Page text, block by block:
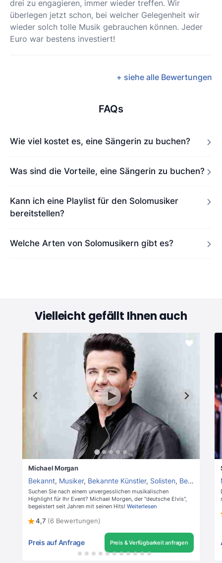
drei zu engagieren, immer wieder treffen. Wir
überlegen jetzt schon, bei welcher Gelegenheit wir
wieder solch tolle Musik gebrauchen können. Jeder
Euro war bestens investiert!
+ siehe alle Bewertungen
FAQs
Wie viel kostet es, eine Sängerin zu buchen?
Was sind die Vorteile, eine Sängerin zu buchen?
Kann ich eine Playlist für den Solomusiker
bereitstellen?
Welche Arten von Solomusikern gibt es?
Vielleicht gefällt Ihnen auch
Michael Morgan
Bekannt, Musiker, Bekannte Künstler, Solisten, Bekannte Sänger
Suchen Sie nach einem unvergesslichen musikalischen
Highlight für Ihr Event? Michael Morgen, der "deutsche Elvis",
begeistert seit Jahren mit seinen Hits! Weiterlesen
4,7 (6 Bewertungen)
Preis auf Anfrage Preis & Verfügbarkeit anfragen